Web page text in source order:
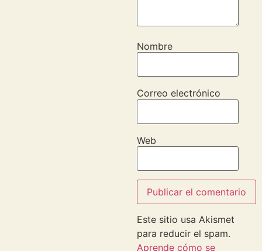
Nombre
Correo electrónico
Web
Este sitio usa Akismet
para reducir el spam.
Aprende cómo se